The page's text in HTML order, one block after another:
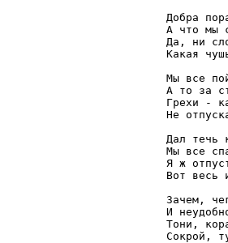
Добра
А что мы
Да, ни
Какая
Мы все
А то за
Грехи -
Не
Дал течь
Мы все
Я ж
Вот весь
Зачем,
И
Тони,
Сокрой,